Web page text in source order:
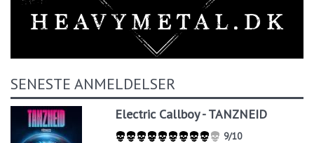
SENESTE ANMELDELSER
Electric Callboy - TANZNEID
9/10